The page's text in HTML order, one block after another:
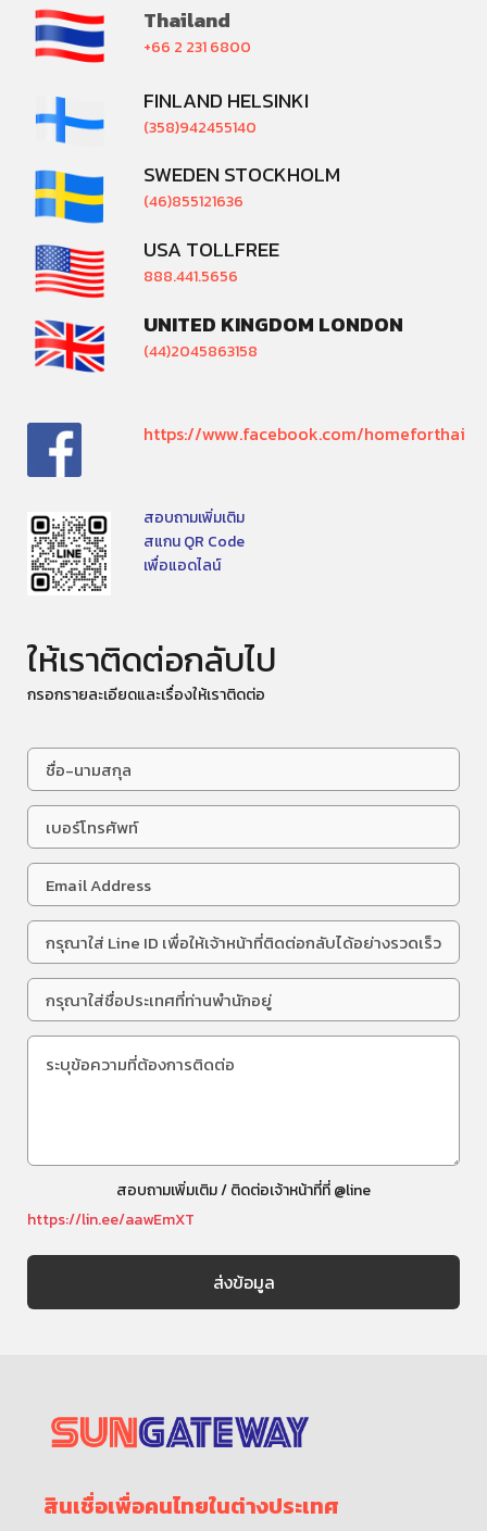
Thailand
+66 2 231 6800
FINLAND HELSINKI
(358)942455140
SWEDEN STOCKHOLM
(46)855121636
USA TOLLFREE
888.441.5656
UNITED KINGDOM LONDON
(44)2045863158
https://www.facebook.com/homeforthai
สอบถามเพิ่มเติม
สแกน QR Code
เพื่อแอดไลน์
ให้เราติดต่อกลับไป
กรอกรายละเอียดและเรื่องให้เราติดต่อ
สอบถามเพิ่มเติม / ติดต่อเจ้าหน้าที่ที่ @line
https://lin.ee/aawEmXT
สินเชื่อเพื่อคนไทยในต่างประเทศ